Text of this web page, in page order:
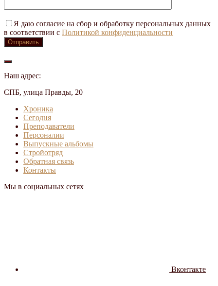
Я даю согласие на сбор и обработку персональных данных
в соответствии с Политикой конфиденциальности
Наш адрес:
СПБ, улица Правды, 20
Хроника
Сегодня
Преподаватели
Персоналии
Выпускные альбомы
Стройотряд
Обратная связь
Контакты
Мы в социальных сетях
Вконтакте